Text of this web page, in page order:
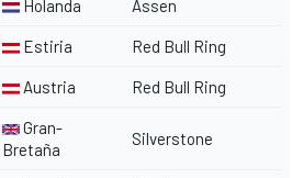
Holanda Assen
Estiria Red Bull Ring
Austria Red Bull Ring
Gran-
Bretaña
Silverstone